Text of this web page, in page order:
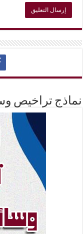
نماذج تراخيص